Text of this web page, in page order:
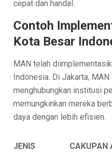
cepat dan handal.
Contoh
Kota Besar
MAN telah
Indonesia. Di Jakarta, MAN
menghubungkan institusi
memungkinkan mereka
daya dengan lebih efisien.
JENIS
CAKUPAN